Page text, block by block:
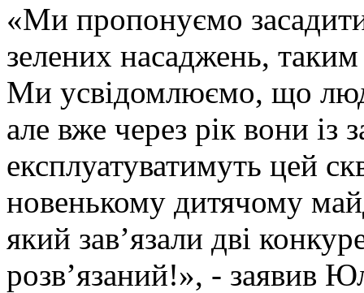
«Ми пропонуємо
зелених насаджень,
Ми усвідомлюємо, що
але вже через рік вони із
експлуатуватимуть цей
новенькому дитячому
який зав’язали дві
розв’язаний!», - заявив